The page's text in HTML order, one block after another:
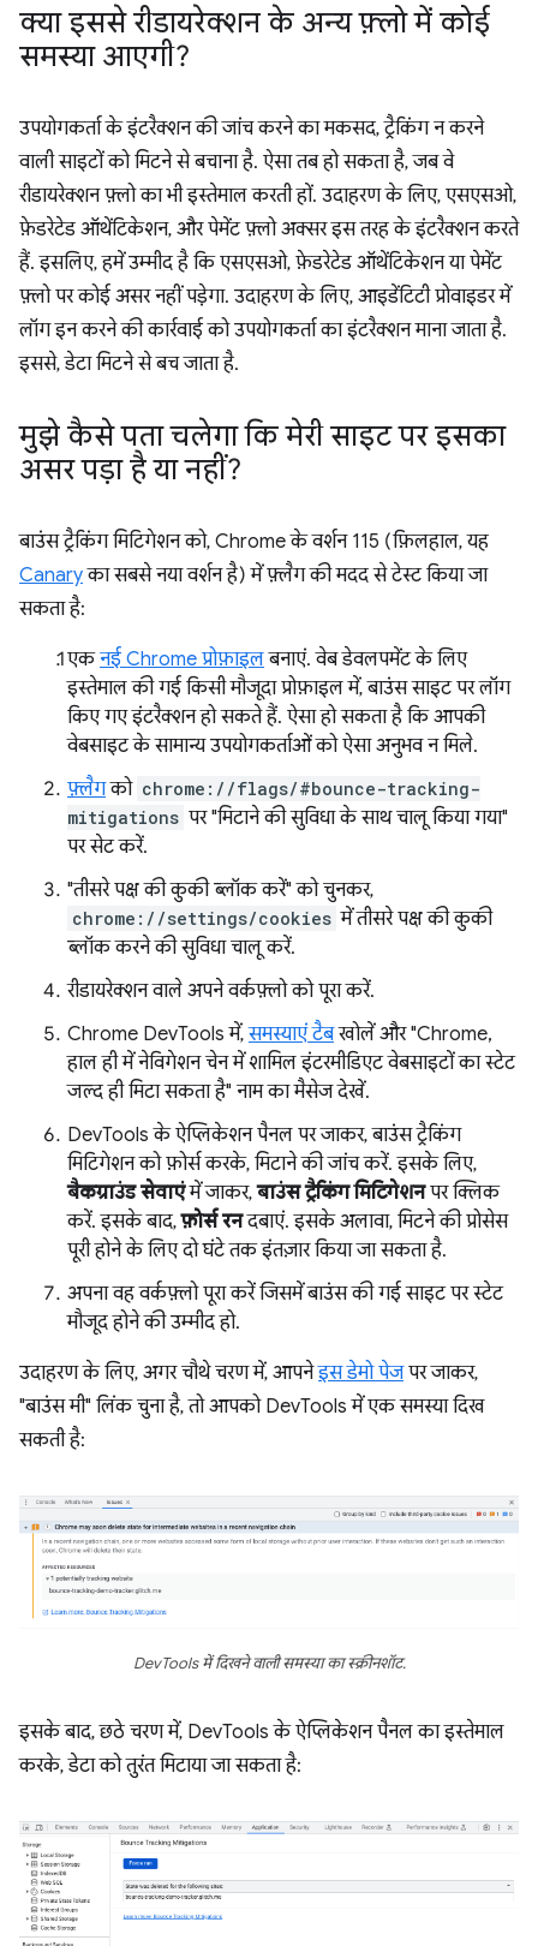
क्या इससे रीडायरेक्शन के अन्य फ़्लो में कोई
समस्या आएगी?
उपयोगकर्ता के इंटरैक्शन की जांच करने का मकसद, ट्रैकिंग न करने
वाली साइटों को मिटने से बचाना है. ऐसा तब हो सकता है, जब वे
रीडायरेक्शन फ़्लो का भी इस्तेमाल करती हों. उदाहरण के लिए, एसएसओ,
फ़ेडरेटेड ऑथेंटिकेशन, और पेमेंट फ़्लो अक्सर इस तरह के इंटरैक्शन करते
हैं. इसलिए, हमें उम्मीद है कि एसएसओ, फ़ेडरेटेड ऑथेंटिकेशन या पेमेंट
फ़्लो पर कोई असर नहीं पड़ेगा. उदाहरण के लिए, आइडेंटिटी प्रोवाइडर में
लॉग इन करने की कार्रवाई को उपयोगकर्ता का इंटरैक्शन माना जाता है.
इससे, डेटा मिटने से बच जाता है.
मुझे कैसे पता चलेगा कि मेरी साइट पर इसका
असर पड़ा है या नहीं?
बाउंस ट्रैकिंग मिटिगेशन को, Chrome के वर्शन 115 (फ़िलहाल, यह
Canaryका सबसे नया वर्शन है) में फ़्लैग की मदद से टेस्ट किया जा
सकता है:
एकनई Chrome प्रोफ़ाइलबनाएं. वेब डेवलपमेंट के लिए
इस्तेमाल की गई किसी मौजूदा प्रोफ़ाइल में, बाउंस साइट पर लॉग
किए गए इंटरैक्शन हो सकते हैं. ऐसा हो सकता है कि आपकी
वेबसाइट के सामान्य उपयोगकर्ताओं को ऐसा अनुभव न मिले.
फ़्लैगको chrome://flags/#bounce-tracking-
mitigations पर "मिटाने की सुविधा के साथ चालू किया गया"
पर सेट करें.
"तीसरे पक्ष की कुकी ब्लॉक करें" को चुनकर,
chrome://settings/cookies में तीसरे पक्ष की कुकी
ब्लॉक करने की सुविधा चालू करें.
रीडायरेक्शन वाले अपने वर्कफ़्लो को पूरा करें.
Chrome DevTools में,समस्याएं टैबखोलें और "Chrome,
हाल ही में नेविगेशन चेन में शामिल इंटरमीडिएट वेबसाइटों का स्टेट
जल्द ही मिटा सकता है" नाम का मैसेज देखें.
DevTools के ऐप्लिकेशन पैनल पर जाकर, बाउंस ट्रैकिंग
मिटिगेशन को फ़ोर्स करके, मिटाने की जांच करें. इसके लिए,
बैकग्राउंड सेवाएंमें जाकर,बाउंस ट्रैकिंग मिटिगेशनपर क्लिक
करें. इसके बाद,फ़ोर्स रनदबाएं. इसके अलावा, मिटने की प्रोसेस
पूरी होने के लिए दो घंटे तक इंतज़ार किया जा सकता है.
अपना वह वर्कफ़्लो पूरा करें जिसमें बाउंस की गई साइट पर स्टेट
मौजूद होने की उम्मीद हो.
उदाहरण के लिए, अगर चौथे चरण में, आपनेइस डेमो पेजपर जाकर,
"बाउंस मी" लिंक चुना है, तो आपको DevTools में एक समस्या दिख
सकती है:
DevTools में दिखने वाली समस्या का स्क्रीनशॉट.
इसके बाद, छठे चरण में, DevTools के ऐप्लिकेशन पैनल का इस्तेमाल
करके, डेटा को तुरंत मिटाया जा सकता है: